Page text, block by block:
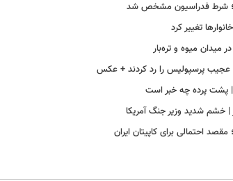
تغییر کرد
عجیب پرسپولیس را رد کردند + عکس
| پشت پرده چه خبر است
شدید وزیر جنگ آمریکا
احتمالی برای کاپیتان ایران